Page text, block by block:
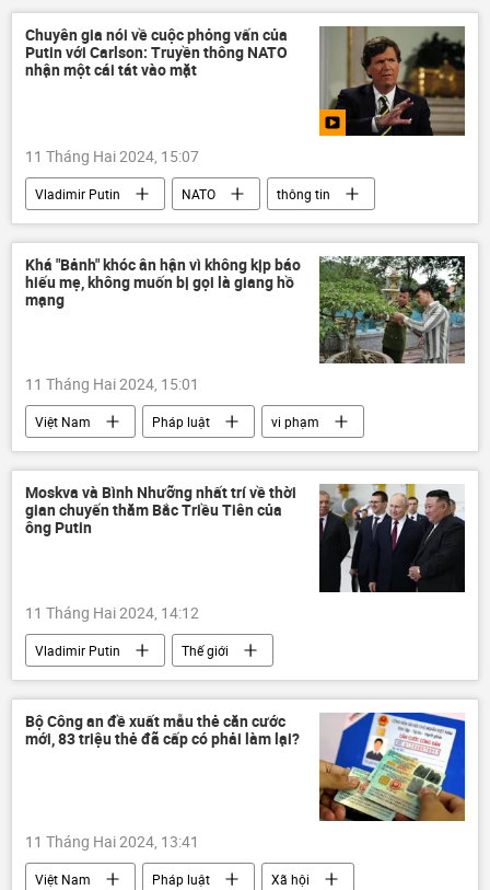
chuyên gia
Nga
thông tin
Hoa Kỳ
Cuộc khủng hoảng ở Ukraina
Chuyên gia nói về cuộc phỏng vấn của
Putin với Carlson: Truyền thông NATO
nhận một cái tát vào mặt
11 Tháng Hai 2024, 15:07
Vladimir Putin NATO
thông tin
phương tiện truyền thông
Thế giới
Chính trị
Tucker Carlson
Khá "Bảnh" khóc ân hận vì không kịp báo
hiếu mẹ, không muốn bị gọi là giang hồ
mạng
11 Tháng Hai 2024, 15:01
Việt Nam Pháp luật
vi phạm
Xã hội
trại giam mạng xã hội
Moskva và Bình Nhưỡng nhất trí về thời
gian chuyến thăm Bắc Triều Tiên của
ông Putin
11 Tháng Hai 2024, 14:12
Vladimir Putin
Thế giới
Bắc Triều Tiên
Chính trị
Bình Nhưỡng
ngoại giao
Bộ Công an đề xuất mẫu thẻ căn cước
mới, 83 triệu thẻ đã cấp có phải làm lại?
11 Tháng Hai 2024, 13:41
Việt Nam Pháp luật
Xã hội